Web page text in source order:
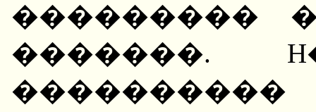
���������
�������.